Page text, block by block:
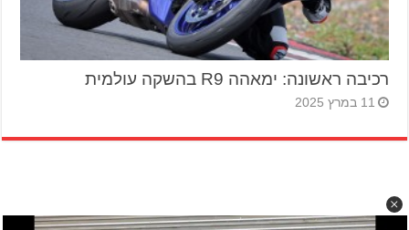
רכיבה ראשונה: ימאהה R9 בהשקה עולמית
11 במרץ 2025